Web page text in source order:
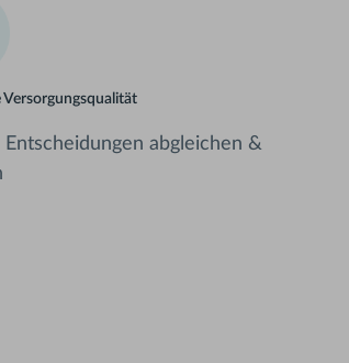
Versorgungsqualität
Entscheidungen abgleichen &